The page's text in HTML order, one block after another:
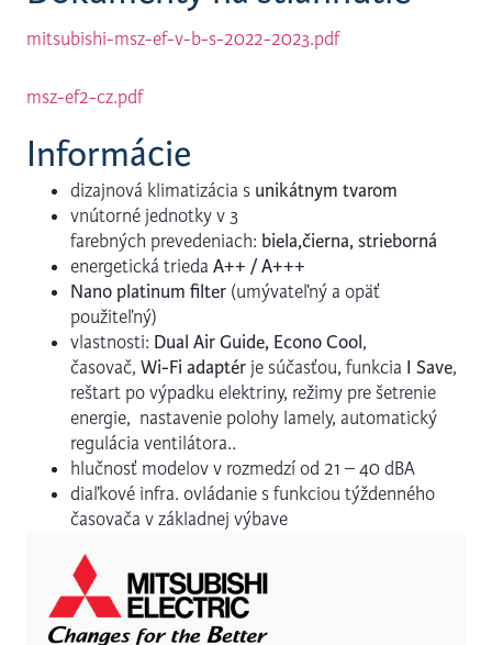
mitsubishi-msz-ef-v-b-s-2022-2023.pdf
msz-ef2-cz.pdf
Informácie
dizajnová klimatizácia s unikátnym tvarom
vnútorné jednotky v 3
farebných prevedeniach: biela,čierna, strieborná
energetická trieda A++ / A+++
Nano platinum filter (umývateľný a opäť
použiteľný)
vlastnosti: Dual Air Guide, Econo Cool,
časovač, Wi-Fi adaptér je súčasťou, funkcia I Save,
reštart po výpadku elektriny, režimy pre šetrenie
energie, nastavenie polohy lamely, automatický
regulácia ventilátora..
hlučnosť modelov v rozmedzí od 21 – 40 dBA
diaľkové infra. ovládanie s funkciou týždenného
časovača v základnej výbave